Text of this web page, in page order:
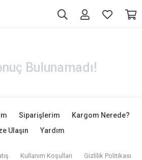
Bulunamadı!
Siparişlerim
Kargom Nerede?
Ulaşın
Yardım
Kullanım Koşulları
Gizlilik Politikası